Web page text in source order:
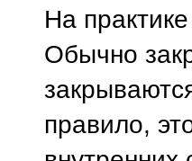
На
Обычно
правило,